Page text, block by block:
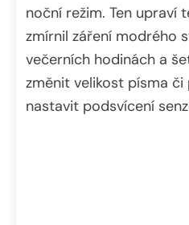
noční režim. Ten upraví
zmírnil záření modrého
večerních hodinách a
změnit velikost písma
nastavit podsvícení